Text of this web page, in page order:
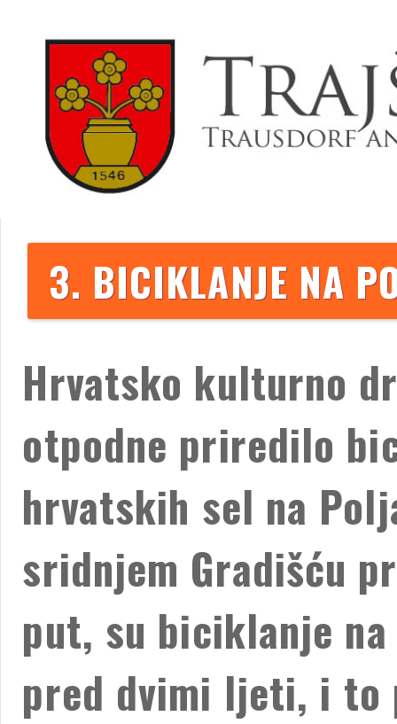
3. BICIKLANJE NA
Hrvatsko kulturno
otpodne priredilo
hrvatskih sel na
sridnjem Gradišću
put, su biciklanje
pred dvimi ljeti, i to